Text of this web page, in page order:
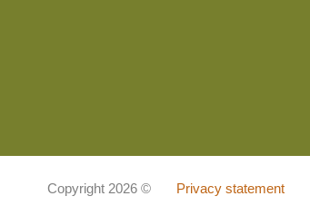
Copyright 2026 © Privacy statement